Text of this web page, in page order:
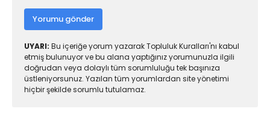
Yorumu gönder
UYARI: Bu içeriğe yorum yazarak Topluluk Kuralları'nı kabul
etmiş bulunuyor ve bu alana yaptığınız yorumunuzla ilgili
doğrudan veya dolaylı tüm sorumluluğu tek başınıza
üstleniyorsunuz. Yazılan tüm yorumlardan site yönetimi
hiçbir şekilde sorumlu tutulamaz.